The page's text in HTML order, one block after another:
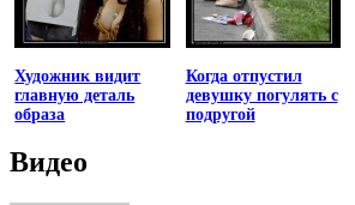
Художник видит
главную деталь
образа
Когда отпустил
девушку погулять с
подругой
Видео